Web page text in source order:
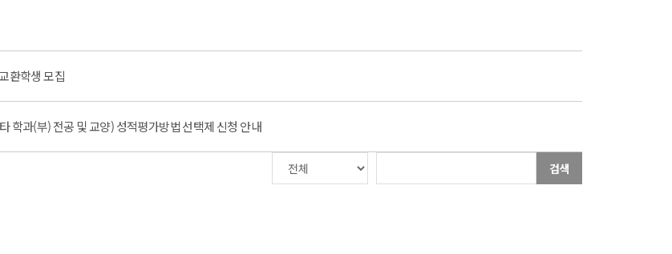
환학생 모집
학과(부) 전공 및 교양) 성적평가방법 선택제 신청 안내
검색